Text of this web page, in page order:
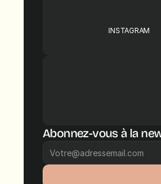
INSTAGRAM
Abonnez-vous à la